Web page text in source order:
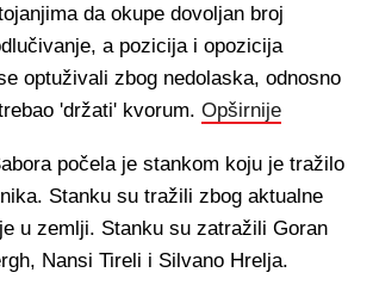
da okupe dovoljan broj
a pozicija i opozicija
optuživali zbog nedolaska, odnosno
'držati' kvorum. Opširnije
počela je stankom koju je tražilo
Stanku su tražili zbog aktualne
u zemlji. Stanku su zatražili Goran
Nansi Tireli i Silvano Hrelja.